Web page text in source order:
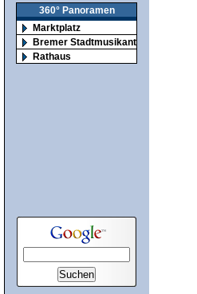
360° Panoramen
Marktplatz
Bremer Stadtmusikanten
Rathaus